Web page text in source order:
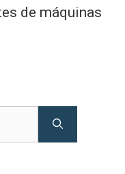
de máquinas